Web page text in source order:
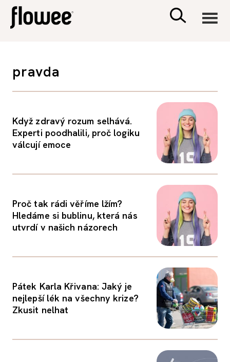
PSYCHOLOGIE
PORADNA
pravda
Když zdravý rozum selhává.
Experti poodhalili, proč logiku
válcují emoce
Proč tak rádi věříme lžím?
Hledáme si bublinu, která nás
utvrdí v našich názorech
Pátek Karla Křivana: Jaký je
nejlepší lék na všechny krize?
Zkusit nelhat